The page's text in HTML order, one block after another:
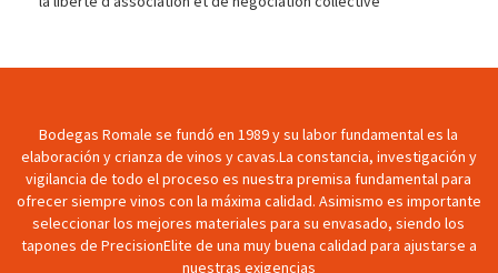
En Bodegas Payva seleccionamos las uvas de máxima calidad de
nuestros propios viñedos.
Por ello, conseguimos vinos tintos y blancos de alta gama. Así mismo,
somos muy selectivos y cuidadosos en la elección de nuestros
proveedores, por lo que depositamos nuestra confianza en los
tapones de PrecisionElite por su calidad y su agilidad en el servicio.